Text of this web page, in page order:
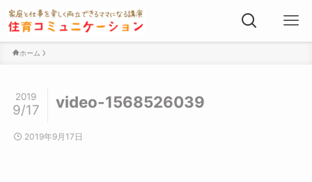
ホーム
video-1568526039
2019
9/17
2019年9月17日